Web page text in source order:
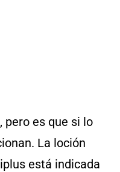
pero es que si lo
La loción
está indicada